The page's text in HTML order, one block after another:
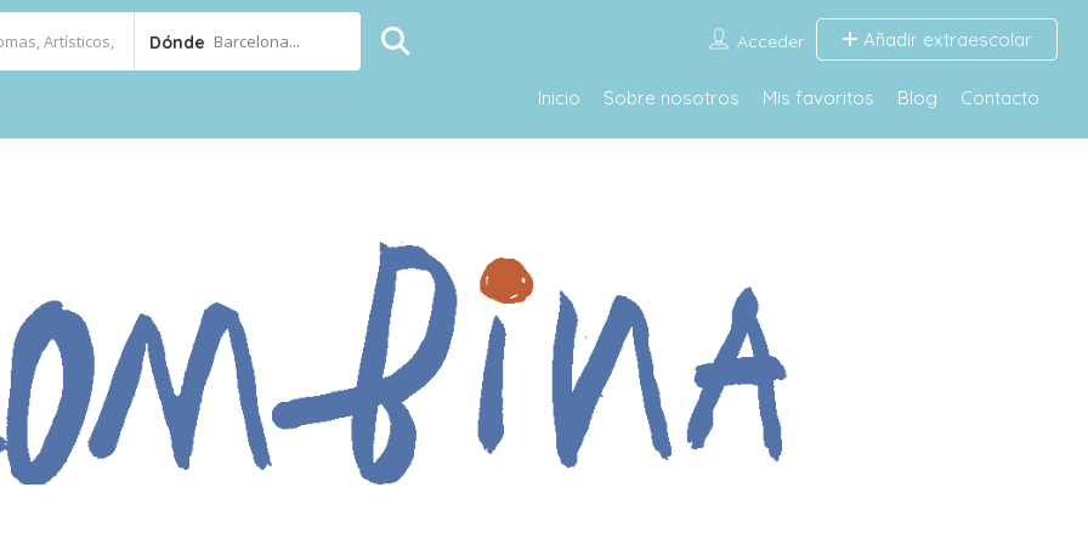
Dónde Barcelona... Acceder Añadir extraescolar
Inicio Sobre nosotros Mis favoritos Blog Contacto